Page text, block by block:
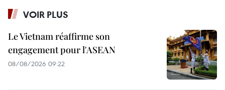
VOIR PLUS
Le Vietnam réaffirme son
engagement pour l'ASEAN
08/08/2026 09:22